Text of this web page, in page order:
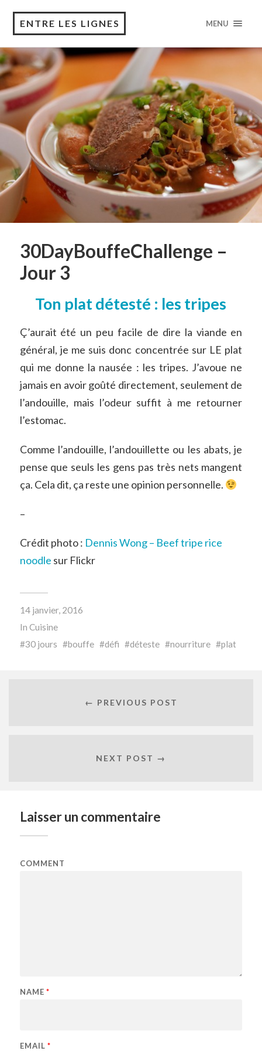
ENTRE LES LIGNES MENU
30DayBouffeChallenge –
Jour 3
Ton plat détesté : les tripes
Ç’aurait été un peu facile de dire la viande en
général, je me suis donc concentrée sur LE plat
qui me donne la nausée : les tripes. J’avoue ne
jamais en avoir goûté directement, seulement de
l’andouille, mais l’odeur suffit à me retourner
l’estomac.
Comme l’andouille, l’andouillette ou les abats, je
pense que seuls les gens pas très nets mangent
ça. Cela dit, ça reste une opinion personnelle.
–
Crédit photo : Dennis Wong – Beef tripe rice
noodle sur Flickr
14 janvier, 2016
In Cuisine
30 jours
bouffe défi déteste nourriture plat
← PREVIOUS POST
NEXT POST →
Laisser un commentaire
COMMENT
NAME *
EMAIL *